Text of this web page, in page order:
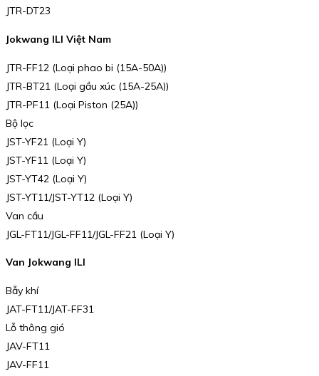
JTR-DT23
Jokwang ILI Việt Nam
JTR-FF12 (Loại phao bi (15A-50A))
JTR-BT21 (Loại gầu xúc (15A-25A))
JTR-PF11 (Loại Piston (25A))
Bộ lọc
JST-YF21 (Loại Y)
JST-YF11 (Loại Y)
JST-YT42 (Loại Y)
JST-YT11/JST-YT12 (Loại Y)
Van cầu
JGL-FT11/JGL-FF11/JGL-FF21 (Loại Y)
Van Jokwang ILI
Bẫy khí
JAT-FT11/JAT-FF31
Lỗ thông gió
JAV-FT11
JAV-FF11